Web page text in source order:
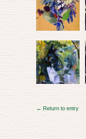
← Return to entry